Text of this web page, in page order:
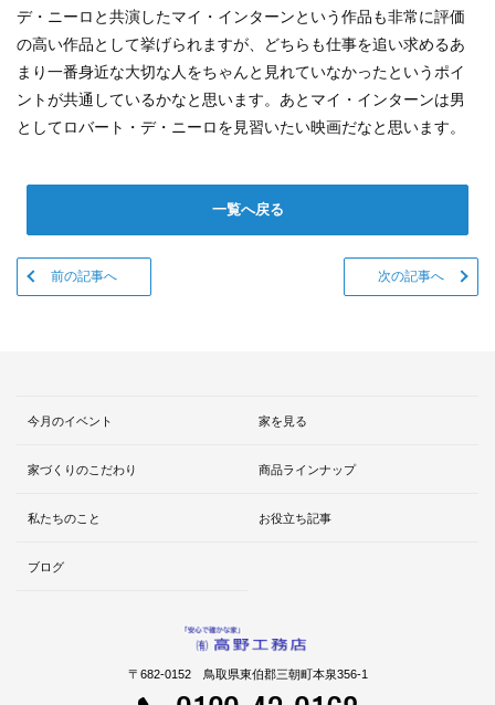
デ・ニーロと共演したマイ・インターンという作品も非常に評価
の高い作品として挙げられますが、どちらも仕事を追い求めるあ
まり一番身近な大切な人をちゃんと見れていなかったというポイ
ントが共通しているかなと思います。あとマイ・インターンは男
としてロバート・デ・ニーロを見習いたい映画だなと思います。
一覧へ戻る
前の記事へ 次の記事へ
今月のイベント 家を見る
家づくりのこだわり 商品ラインナップ
私たちのこと お役立ち記事
ブログ
〒682-0152 鳥取県東伯郡三朝町本泉356-1